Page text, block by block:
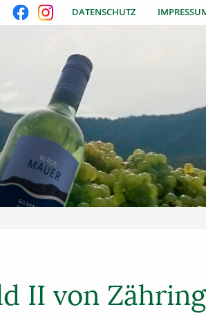
DATENSCHUTZ
II von